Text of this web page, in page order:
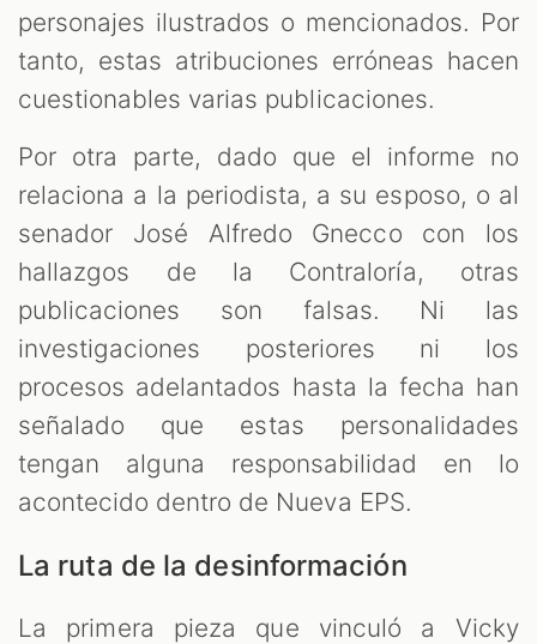
personajes ilustrados o mencionados. Por
tanto, estas atribuciones erróneas hacen
cuestionables varias publicaciones.
Por otra parte, dado que el informe no
relaciona a la periodista, a su esposo, o al
senador José Alfredo Gnecco con los
hallazgos de la Contraloría, otras
publicaciones son falsas. Ni las
investigaciones posteriores ni los
procesos adelantados hasta la fecha han
señalado que estas personalidades
tengan alguna responsabilidad en lo
acontecido dentro de Nueva EPS.
La ruta de la desinformación
La primera pieza que vinculó a Vicky